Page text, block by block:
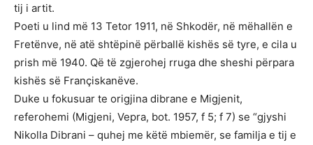
tij i artit.
Poeti u lind më 13 Tetor 1911, në Shkodër, në mëhallën e
Fretënve, në atë shtëpinë përballë kishës së tyre, e cila u
prish më 1940. Që të zgjerohej rruga dhe sheshi përpara
kishës së Françiskanëve.
Duke u fokusuar te origjina dibrane e Migjenit,
referohemi (Migjeni, Vepra, bot. 1957, f 5; f 7) se “gjyshi
Nikolla Dibrani – quhej me këtë mbiemër, se familja e tij e